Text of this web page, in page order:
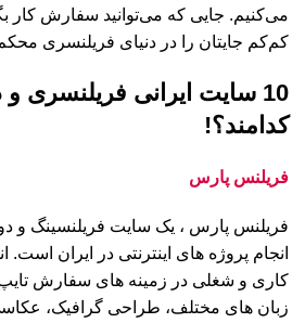
می‌کنیم. جایی که می‌توانید سفارش کار
کم‌کم جایتان را در دنیای فریلنسری
10 سایت‌ ایرانی فریلنسری
کدامند؟!
فریلنس پارس
فریلنس پارس ، یک سایت فریلنسینگ و
انجام پروژه های اینترنتی در ایران است.
کاری و شغلی در زمینه های سفارش تایپ،
زبان های مختلف، طراحی گرافیک،